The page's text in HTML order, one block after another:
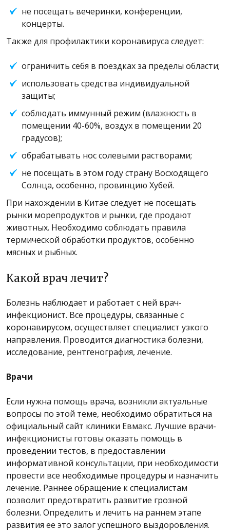
не посещать вечеринки, конференции,
концерты.
Также для профилактики коронавируса следует:
ограничить себя в поездках за пределы области;
использовать средства индивидуальной
защиты;
соблюдать иммунный режим (влажность в
помещении 40-60%, воздух в помещении 20
градусов);
обрабатывать нос солевыми растворами;
не посещать в этом году страну Восходящего
Солнца, особенно, провинцию Хубей.
При нахождении в Китае следует не посещать
рынки морепродуктов и рынки, где продают
животных. Необходимо соблюдать правила
термической обработки продуктов, особенно
мясных и рыбных.
Какой врач лечит?
Болезнь наблюдает и работает с ней врач-
инфекционист. Все процедуры, связанные с
коронавирусом, осуществляет специалист узкого
направления. Проводится диагностика болезни,
исследование, рентгенография, лечение.
Врачи
Если нужна помощь врача, возникли актуальные
вопросы по этой теме, необходимо обратиться на
официальный сайт клиники Евмакс. Лучшие врачи-
инфекционисты готовы оказать помощь в
проведении тестов, в предоставлении
информативной консультации, при необходимости
провести все необходимые процедуры и назначить
лечение. Раннее обращение к специалистам
позволит предотвратить развитие грозной
болезни. Определить и лечить на раннем этапе
развития ее это залог успешного выздоровления.